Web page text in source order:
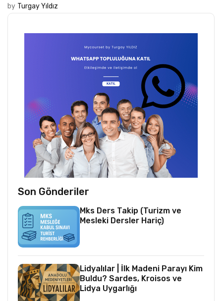
by Turgay Yıldız
Son Gönderiler
Mks Ders Takip (Turizm ve
Mesleki Dersler Hariç)
Lidyalılar | İlk Madeni Parayı Kim
Buldu? Sardes, Kroisos ve
Lidya Uygarlığı